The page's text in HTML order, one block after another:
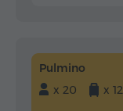
Pulmino
x 20
x 12